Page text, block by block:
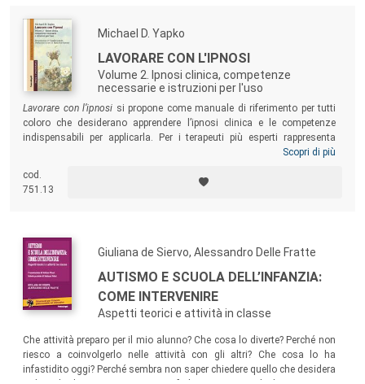
Michael D. Yapko
LAVORARE CON L'IPNOSI
Volume 2. Ipnosi clinica, competenze
necessarie e istruzioni per l'uso
Lavorare con l’ipnosi si propone come manuale di riferimento per tutti
coloro che desiderano apprendere l’ipnosi clinica e le competenze
indispensabili per applicarla. Per i terapeuti più esperti rappresenta
invece un modo per “tornare indietro e rimettere ordine”. Questo
terapeuticamente utilizzando l’ipnosi attraverso l’acquisizione di una
struttura
Scopri di più
cod.
751.13
Giuliana de Siervo, Alessandro Delle Fratte
AUTISMO E SCUOLA DELL’INFANZIA:
COME INTERVENIRE
Aspetti teorici e attività in classe
Che attività preparo per il mio alunno? Che cosa lo diverte? Perché non
riesco a coinvolgerlo nelle attività con gli altri? Che cosa lo ha
infastidito oggi? Perché sembra non saper chiedere quello che desidera